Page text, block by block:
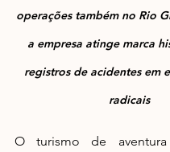
operações também no Rio
a empresa atinge marca
registros de acidentes em
radicais
O turismo de